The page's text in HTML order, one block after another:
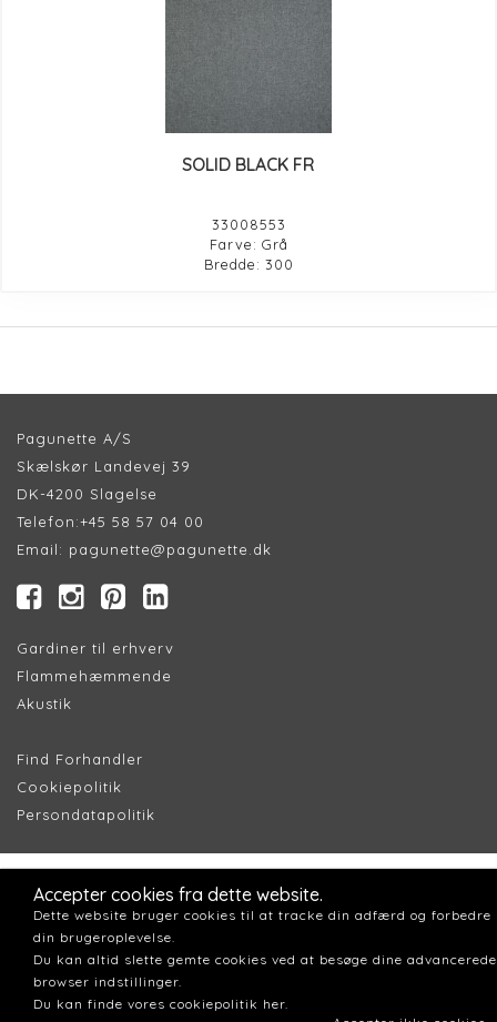
SOLID BLACK FR
33008553
Farve: Grå
Bredde: 300
Pagunette A/S
Skælskør Landevej 39
DK-4200 Slagelse
Telefon:+45 58 57 04 00
Email: pagunette@pagunette.dk
Gardiner til erhverv
Flammehæmmende
Akustik
Find Forhandler
Cookiepolitik
Persondatapolitik
Accepter cookies fra dette website.
Dette website bruger cookies til at tracke din adfærd og forbedre
din brugeroplevelse.
Du kan altid slette gemte cookies ved at besøge dine advancerede
browser indstillinger.
Du kan finde vores cookiepolitik her.